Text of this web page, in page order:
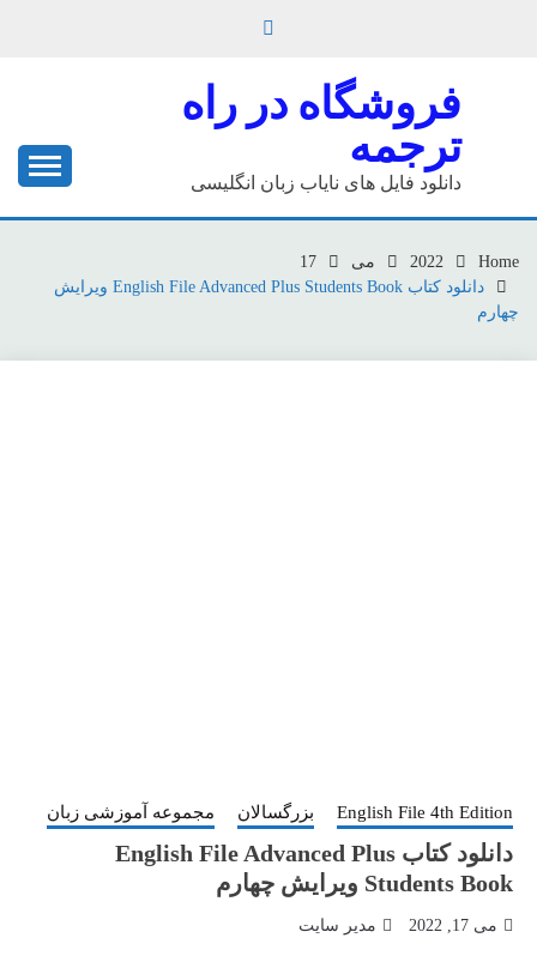
فروشگاه در راه
ترجمه
دانلود فایل های نایاب زبان انگلیسی
Home
2022 می
17
دانلود کتاب English File Advanced Plus Students Book ویرایش
چهارم
English File 4th Edition بزرگسالان مجموعه آموزشی زبان
دانلود کتاب English File Advanced Plus
Students Book ویرایش چهارم
می 17, 2022 مدیر سایت